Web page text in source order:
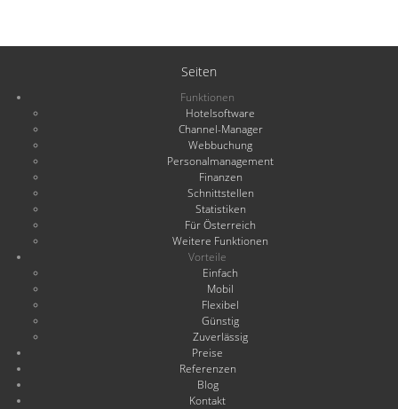
Seiten
Funktionen
Hotelsoftware
Channel-Manager
Webbuchung
Personalmanagement
Finanzen
Schnittstellen
Statistiken
Für Österreich
Weitere Funktionen
Vorteile
Einfach
Mobil
Flexibel
Günstig
Zuverlässig
Preise
Referenzen
Blog
Kontakt